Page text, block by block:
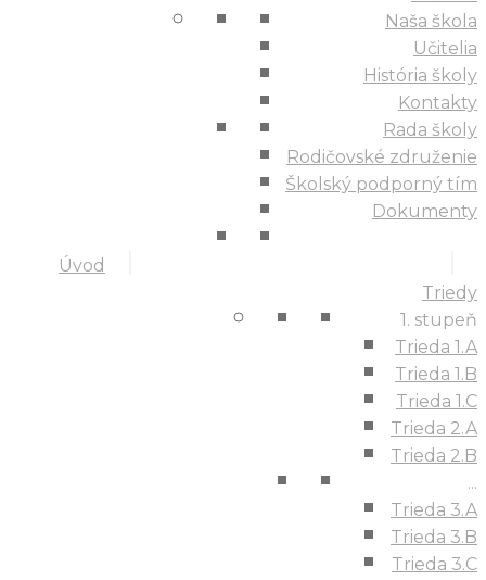
Úvod
Naša škola
Učitelia
História školy
Kontakty
Rada školy
Rodičovské združenie
Školský podporný tím
Dokumenty
Triedy
1. stupeň
Trieda 1.A
Trieda 1.B
Trieda 1.C
Trieda 2.A
Trieda 2.B
...
Trieda 3.A
Trieda 3.B
Trieda 3.C